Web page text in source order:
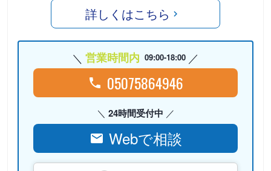
詳しくはこちら
営業時間内 09:00-18:00
05075864946
24時間受付中
Webで相談